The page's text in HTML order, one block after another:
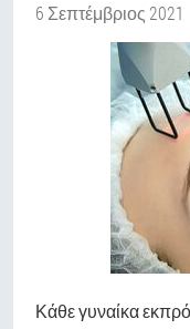
6 Σεπτέμβριος 2021
Κάθε γυναίκα